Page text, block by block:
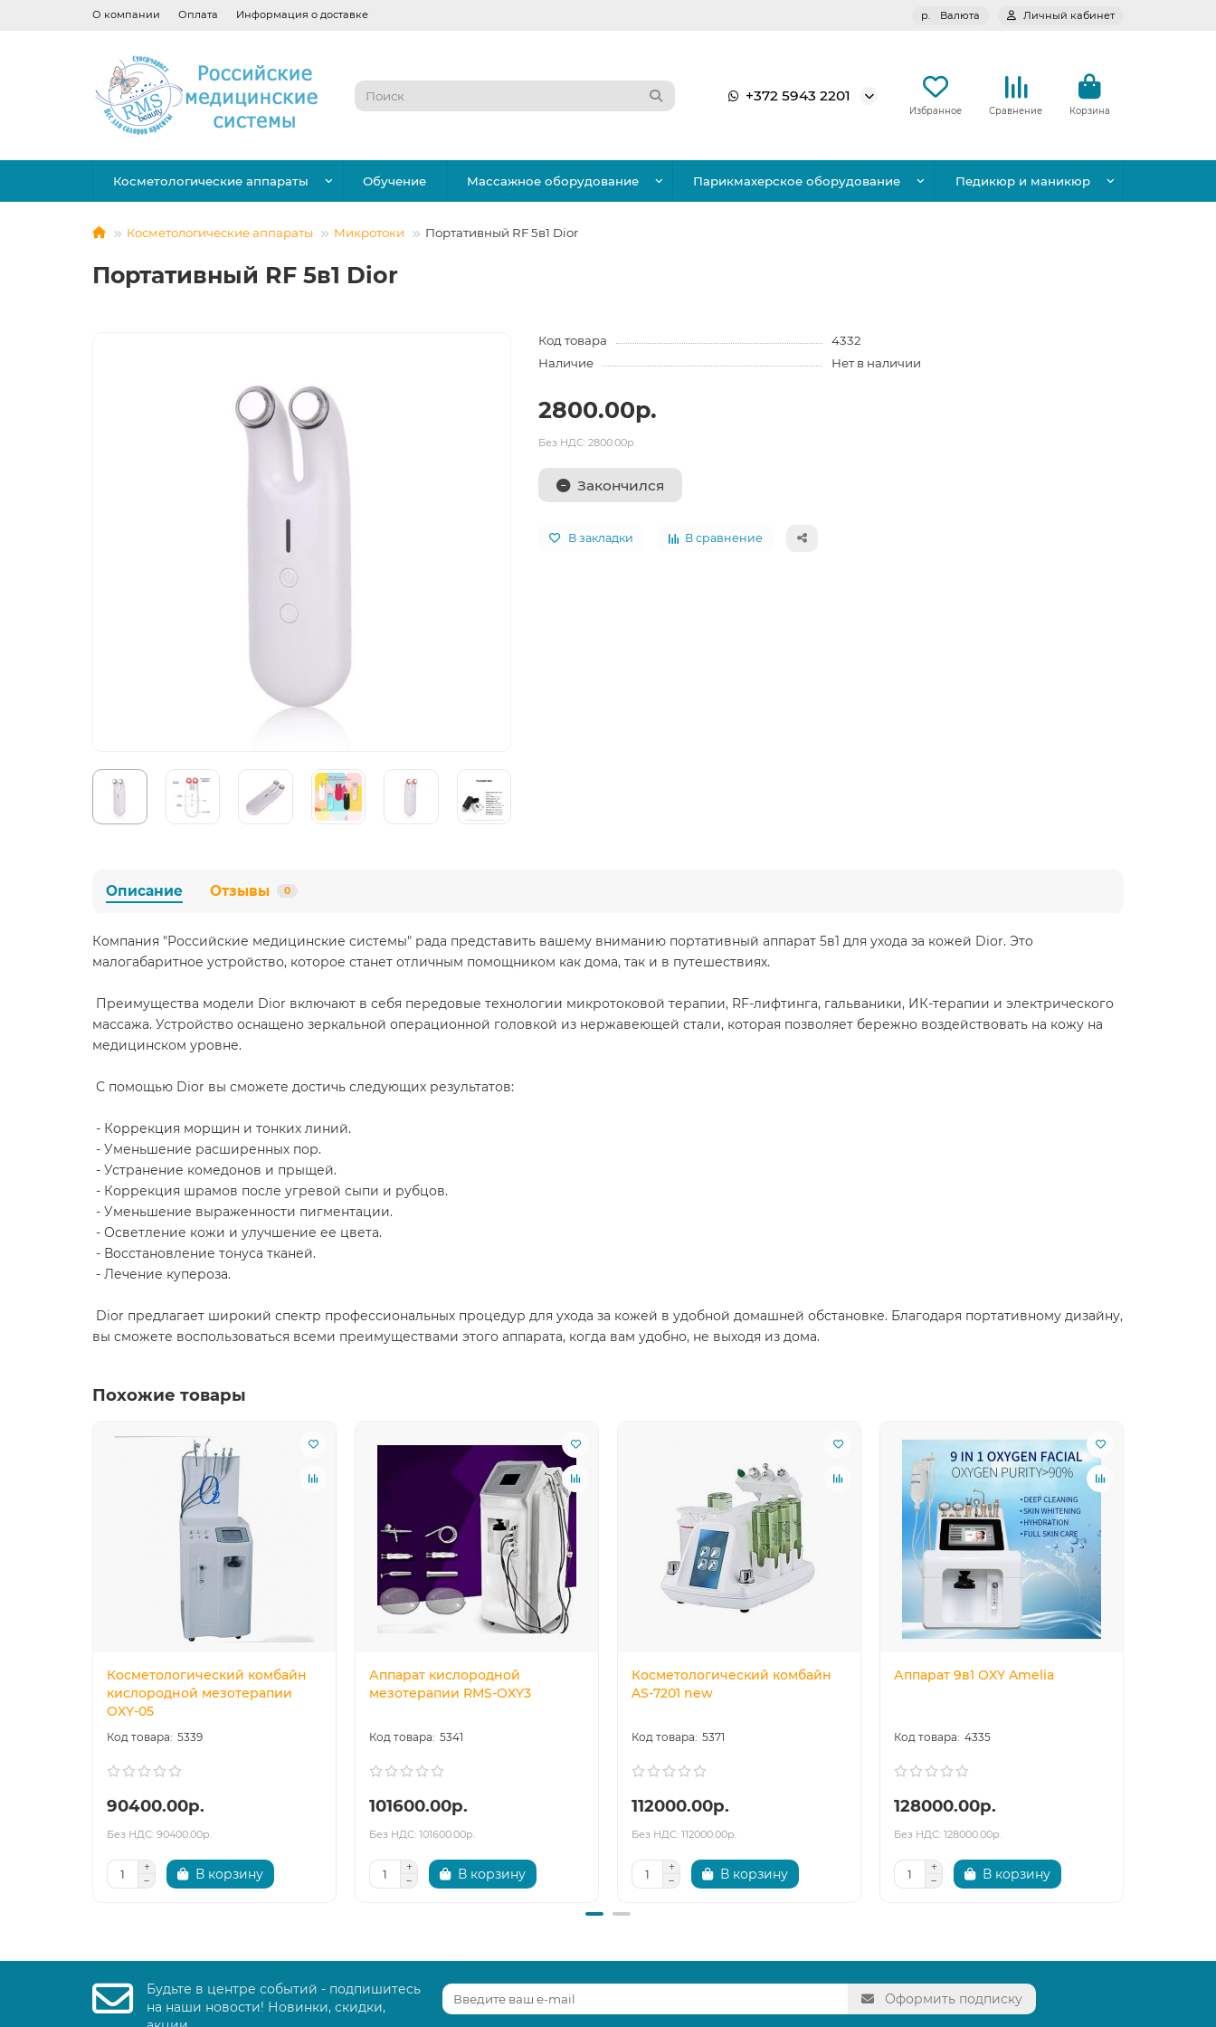
О компании Оплата Информация о доставке р. Валюта Личный кабинет
+372 5943 2201
Избранное Сравнение Корзина
Косметологические аппараты Обучение Массажное оборудование Парикмахерское оборудование Педикюр и маникюр
Косметологические аппараты Микротоки Портативный RF 5в1 Dior
Портативный RF 5в1 Dior
Код товара
4332
Наличие
Нет в наличии
2800.00р.
Без НДС: 2800.00р.
Закончился
В закладки В сравнение
Описание Отзывы 0
Компания "Российские медицинские системы" рада представить вашему вниманию портативный аппарат 5в1 для ухода за кожей Dior. Это
малогабаритное устройство, которое станет отличным помощником как дома, так и в путешествиях.
Преимущества модели Dior включают в себя передовые технологии микротоковой терапии, RF-лифтинга, гальваники, ИК-терапии и электрического
массажа. Устройство оснащено зеркальной операционной головкой из нержавеющей стали, которая позволяет бережно воздействовать на кожу на
медицинском уровне.
С помощью Dior вы сможете достичь следующих результатов:
- Коррекция морщин и тонких линий.
- Уменьшение расширенных пор.
- Устранение комедонов и прыщей.
- Коррекция шрамов после угревой сыпи и рубцов.
- Уменьшение выраженности пигментации.
- Осветление кожи и улучшение ее цвета.
- Восстановление тонуса тканей.
- Лечение купероза.
Dior предлагает широкий спектр профессиональных процедур для ухода за кожей в удобной домашней обстановке. Благодаря портативному дизайну,
вы сможете воспользоваться всеми преимуществами этого аппарата, когда вам удобно, не выходя из дома.
Похожие товары
Косметологический комбайн
кислородной мезотерапии
OXY-05
5339
90400.00р.
Без НДС: 90400.00р.
В корзину
Аппарат кислородной
мезотерапии RMS-OXY3
5341
101600.00р.
Без НДС: 101600.00р.
В корзину
Косметологический комбайн
AS-7201 new
5371
112000.00р.
Без НДС: 112000.00р.
В корзину
Аппарат 9в1 OXY Amelia
4335
128000.00р.
Без НДС: 128000.00р.
В корзину
Будьте в центре событий - подпишитесь
на наши новости! Новинки, скидки,
Оформить подписку